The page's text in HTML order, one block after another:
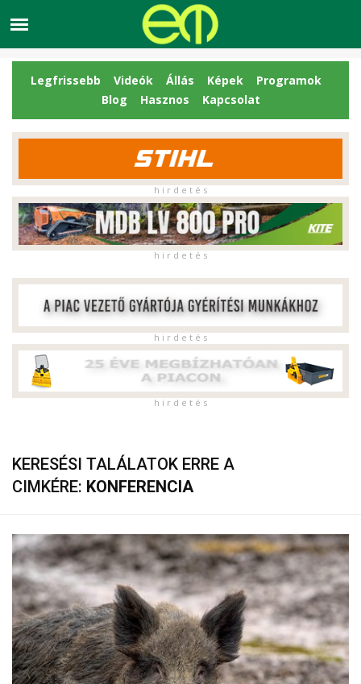
Legfrissebb Videók Állás Képek
Programok
Blog
Hasznos Kapcsolat
h i r d e t é s
h i r d e t é s
h i r d e t é s
h i r d e t é s
KERESÉSI TALÁLATOK ERRE A
CIMKÉRE: KONFERENCIA